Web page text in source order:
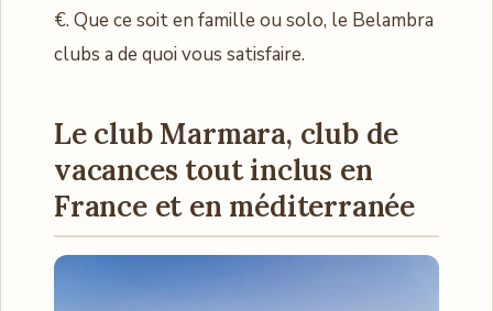
€. Que ce soit en famille ou solo, le Belambra
clubs a de quoi vous satisfaire.
Le club Marmara, club de
vacances tout inclus en
France et en méditerranée